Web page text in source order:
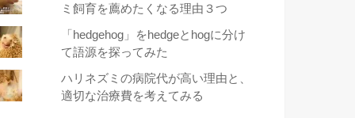
ミ飼育を薦めたくなる理由３つ
「hedgehog」をhedgeとhogに分け
て語源を探ってみた
ハリネズミの病院代が高い理由と、
適切な治療費を考えてみる